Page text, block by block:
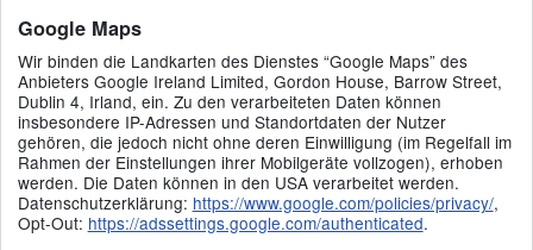
Google Maps
Wir binden die Landkarten des Dienstes “Google Maps” des
Anbieters Google Ireland Limited, Gordon House, Barrow Street,
Dublin 4, Irland, ein. Zu den verarbeiteten Daten können
insbesondere IP-Adressen und Standortdaten der Nutzer
gehören, die jedoch nicht ohne deren Einwilligung (im Regelfall im
Rahmen der Einstellungen ihrer Mobilgeräte vollzogen), erhoben
werden. Die Daten können in den USA verarbeitet werden.
Datenschutzerklärung: https://www.google.com/policies/privacy/,
Opt-Out: https://adssettings.google.com/authenticated.